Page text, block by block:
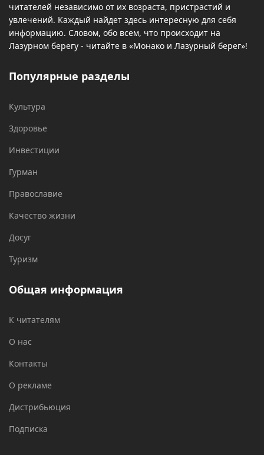
читателей независимо от их возраста, пристрастий и
увлечений. Каждый найдет здесь интересную для себя
информацию. Словом, обо всем, что происходит на
Лазурном берегу - читайте в «Монако и Лазурный берег»!
Популярные разделы
Культура
Здоровье
Инвестиции
Гурман
Православие
Качество жизни
Досуг
Туризм
Общая информация
К читателям
О нас
Контакты
О рекламе
Дистрибьюция
Подписка